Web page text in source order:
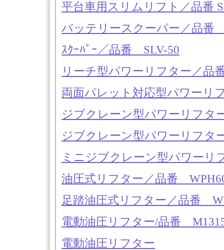
平台車用スリムリフト／品番
バッテリースクーパー／品番
ｽｸｰﾊﾟｰ／品番 SLV-50
リーチ型パワーリフター／品
両面パレット対応型パワーリ
ジブクレーン型パワーリフタ
ジブクレーン型パワーリフタ
ミニジブクレーン型パワー
油圧式リフター／品番
足踏油圧式リフター／品番
電動油圧リフター/品番
電動油圧リフター